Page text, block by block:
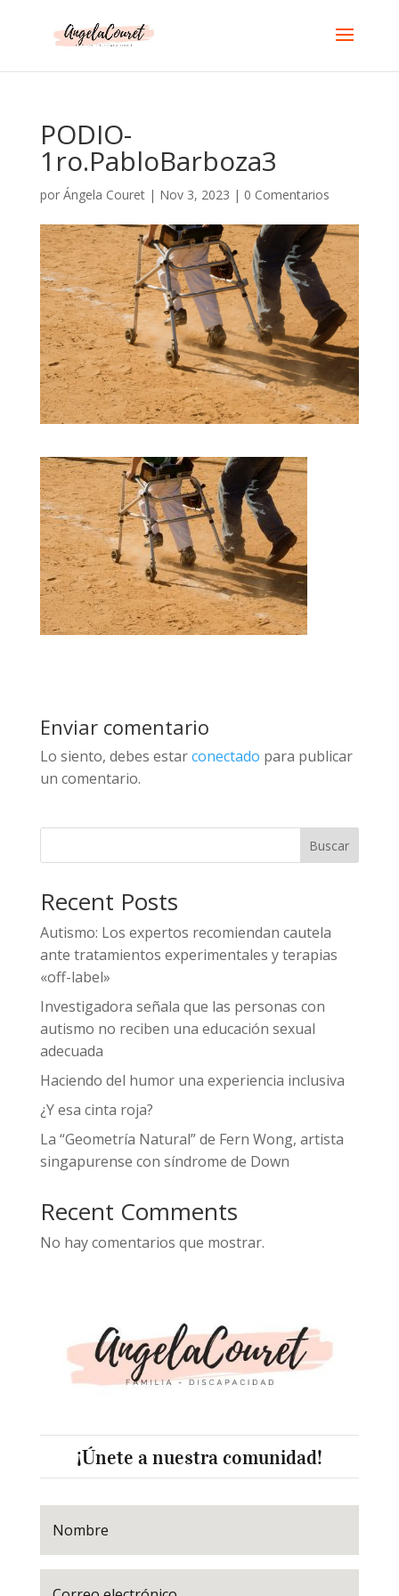
PODIO-
1ro.PabloBarboza3
por Ángela Couret| Nov 3, 2023 | 0 Comentarios
Enviar comentario
Lo siento, debes estarconectado para publicar
un comentario.
Buscar
Recent Posts
Autismo: Los expertos recomiendan cautela
ante tratamientos experimentales y terapias
«off-label»
Investigadora señala que las personas con
autismo no reciben una educación sexual
adecuada
Haciendo del humor una experiencia inclusiva
¿Y esa cinta roja?
La “Geometría Natural” de Fern Wong, artista
singapurense con síndrome de Down
Recent Comments
No hay comentarios que mostrar.
¡Únete a nuestra comunidad!